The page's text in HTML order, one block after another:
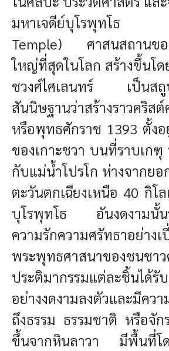
มหาเจดีย์บุโรพุทโธ
Temple) ศาสนสถานขอ
ใหญ่ที่สุดในโลก สร้างขึ้นโ
ชวงศ์ไศเลนทร์ เป็นสถู
สันนิษฐานว่าสร้างราวคริส
หรือพุทธศักราช 1393 ตั้งอ
ของเกาะชวา บนที่ราบเกฑุ
กับแม่น้ำโปรโก ห่างจากยอ
ตะวันตกเฉียงเหนือ 40 กิโ
บุโรพุทโธ อันงดงามนั้นรั
ความรักความศรัทธาอย่าง
พระพุทธศาสนาของชนชาว
ประติมากรรมแต่ละชิ้นได้รั
อย่างงดงามลงตัวและมีคว
ถึงธรรม ธรรมชาติ หรือจัก
ขึ้นจากหินลาวา มีพื้นที่โ